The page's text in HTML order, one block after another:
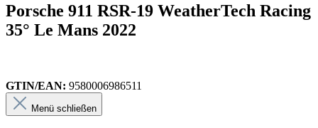
Porsche 911 RSR-19 WeatherTech Racing
35° Le Mans 2022
GTIN/EAN: 9580006986511
Menü schließen